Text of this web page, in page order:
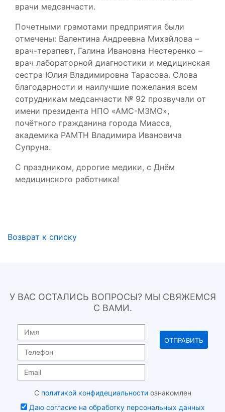
врачи медсанчасти.
Почетными грамотами предприятия были
отмечены: Валентина Андреевна Михайлова –
врач-терапевт, Галина Ивановна Нестеренко –
врач лабораторной диагностики и медицинская
сестра Юлия Владимировна Тарасова. Слова
благодарности и наилучшие пожелания всем
сотрудникам медсанчасти № 92 прозвучали от
имени президента НПО «АМС-МЗМО»,
почётного гражданина города Миасса,
академика РАМТН Владимира Ивановича
Супруна.
С праздником, дорогие медики, с Днём
медицинского работника!
Возврат к списку
У ВАС ОСТАЛИСЬ ВОПРОСЫ? МЫ СВЯЖЕМСЯ
С ВАМИ.
С политикой конфидециальностиознакомлен
Даю согласие на обработку персональных данных